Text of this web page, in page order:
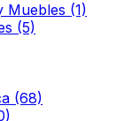
Muebles (1)
(5)
(68)